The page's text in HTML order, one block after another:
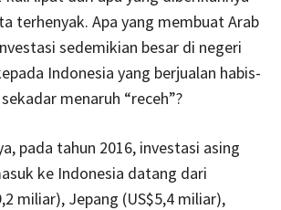
terhenyak. Apa yang membuat Arab
sedemikian besar di negeri
Indonesia yang berjualan habis-
menaruh “receh”?
pada tahun 2016, investasi asing
ke Indonesia datang dari
miliar), Jepang (US$5,4 miliar),